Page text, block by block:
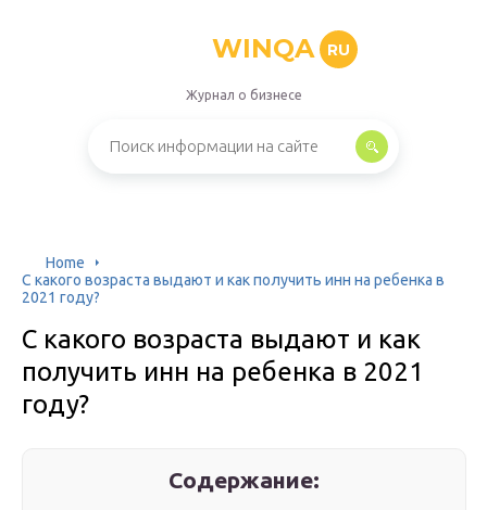
WINQA RU
Журнал о бизнесе
Home
С какого возраста выдают и как получить инн на ребенка в
2021 году?
С какого возраста выдают и как
получить инн на ребенка в 2021
году?
Содержание: